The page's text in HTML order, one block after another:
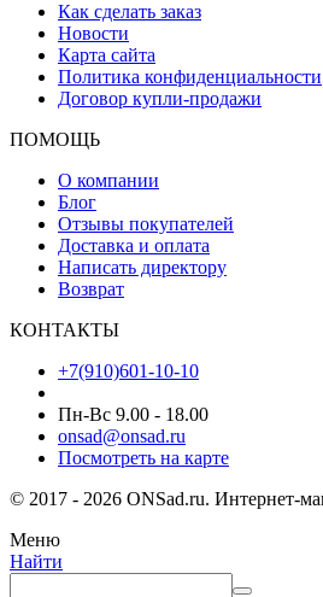
Как сделать заказ
Новости
Карта сайта
Политика конфиденциальности
Договор купли-продажи
ПОМОЩЬ
О компании
Блог
Отзывы покупателей
Доставка и оплата
Написать директору
Возврат
КОНТАКТЫ
+7(910)601-10-10
Пн-Вс 9.00 - 18.00
onsad@onsad.ru
Посмотреть на карте
© 2017 - 2026 ONSad.ru. Интернет-
Меню
Найти